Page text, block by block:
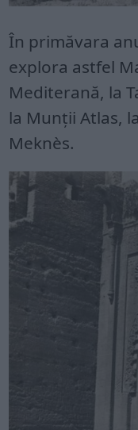
În primăvara
explora astfel
Mediterană, la
la Munții Atlas,
Meknès.